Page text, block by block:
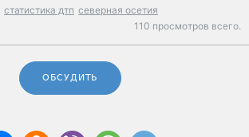
статистика дтп северная осетия
110 просмотров всего.
ОБСУДИТЬ